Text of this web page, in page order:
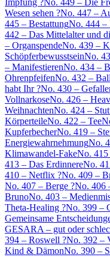
Impfung ?No. 449 – Die
Wesen sehen ?No. 447 –
445 – BestattungNo. 444 –
442 – Das Mittelalter und
– OrganspendeNo. 439 –
SchöpferbewusstseinNo.
– ManifestierenNo. 434 –
OhrenpfeifenNo. 432 –
habt Ihr ?No. 430 –
VollnarkoseNo. 426 –
WeihnachtenNo. 424 –
KörperteileNo. 422 – Tee
KupferbecherNo. 419 –
EnergiewahrnehmungNo.
Klimawandel-FakeNo. 415
413 – Das ErdinnereNo.
410 – Netflix ?No. 409 –
No. 407 – Berge ?No. 406
BrunoNo. 403 –
Theta-Healing ?No. 399 –
Gemeinsame
GESARA – gut oder
394 – Roswell ?No. 392 –
Kind & DämonNo. 390 –